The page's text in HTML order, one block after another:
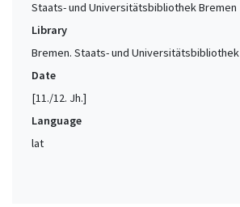
Staats- und Universitätsbibliothek Bremen
Library
Bremen. Staats- und Universitätsbibliothek
Date
[11./12. Jh.]
Language
lat